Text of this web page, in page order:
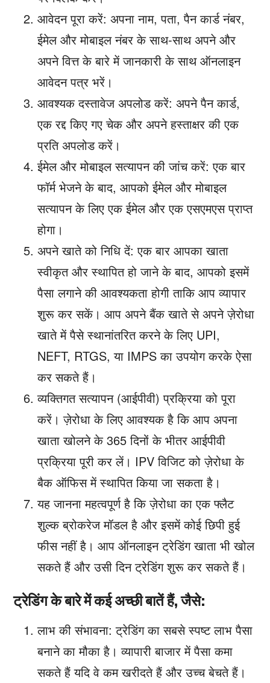
आवेदन पूरा करें: अपना नाम, पता, पैन कार्ड नंबर,
ईमेल और मोबाइल नंबर के साथ-साथ अपने और
अपने वित्त के बारे में जानकारी के साथ ऑनलाइन
आवेदन पत्र भरें।
आवश्यक दस्तावेज अपलोड करें: अपने पैन कार्ड,
एक रद्द किए गए चेक और अपने हस्ताक्षर की एक
प्रति अपलोड करें।
ईमेल और मोबाइल सत्यापन की जांच करें: एक बार
फॉर्म भेजने के बाद, आपको ईमेल और मोबाइल
सत्यापन के लिए एक ईमेल और एक एसएमएस प्राप्त
होगा।
अपने खाते को निधि दें: एक बार आपका खाता
स्वीकृत और स्थापित हो जाने के बाद, आपको इसमें
पैसा लगाने की आवश्यकता होगी ताकि आप व्यापार
शुरू कर सकें। आप अपने बैंक खाते से अपने ज़ेरोधा
खाते में पैसे स्थानांतरित करने के लिए UPI,
NEFT, RTGS, या IMPS का उपयोग करके ऐसा
कर सकते हैं।
व्यक्तिगत सत्यापन (आईपीवी) प्रक्रिया को पूरा
करें। ज़ेरोधा के लिए आवश्यक है कि आप अपना
खाता खोलने के 365 दिनों के भीतर आईपीवी
प्रक्रिया पूरी कर लें। IPV विजिट को ज़ेरोधा के
बैक ऑफिस में स्थापित किया जा सकता है।
यह जानना महत्वपूर्ण है कि ज़ेरोधा का एक फ्लैट
शुल्क ब्रोकरेज मॉडल है और इसमें कोई छिपी हुई
फीस नहीं है। आप ऑनलाइन ट्रेडिंग खाता भी खोल
सकते हैं और उसी दिन ट्रेडिंग शुरू कर सकते हैं।
ट्रेडिंग के बारे में कई अच्छी बातें हैं, जैसे:
लाभ की संभावना: ट्रेडिंग का सबसे स्पष्ट लाभ पैसा
बनाने का मौका है। व्यापारी बाजार में पैसा कमा
सकते हैं यदि वे कम खरीदते हैं और उच्च बेचते हैं।